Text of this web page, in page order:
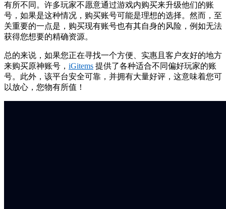
有所不同。许多玩家不愿意通过游戏内购买来升级他们的账
号，如果是这种情况，购买账号可能是理想的选择。然而，至
关重要的一点是，购买现有账号也有其自身的风险，例如无法
获得您想要的精确资源。
总的来说，如果您正在寻找一个方便、实惠且客户友好的地方
来购买原神账号， iGitems 提供了各种适合不同偏好玩家的账
号。此外，该平台安全可靠，并拥有大量好评，这意味着您可
以放心，您物有所值！